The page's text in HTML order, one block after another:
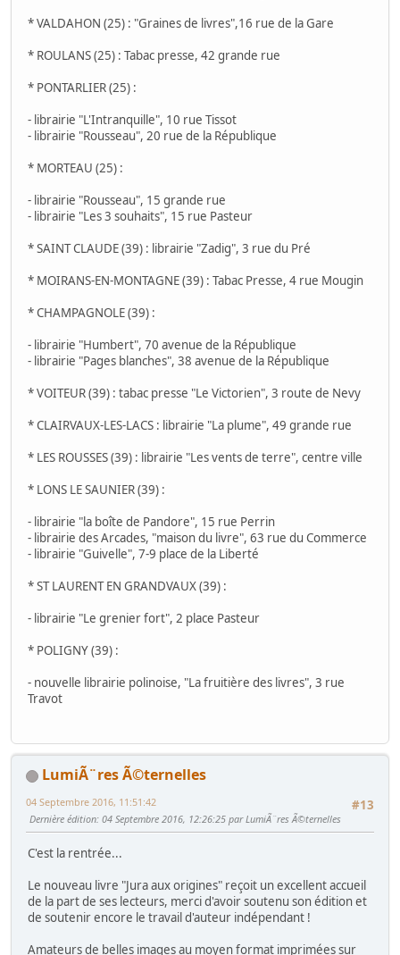
* VALDAHON (25) : "Graines de livres",16 rue de la Gare
* ROULANS (25) : Tabac presse, 42 grande rue
* PONTARLIER (25) :
- librairie "L'Intranquille", 10 rue Tissot
- librairie "Rousseau", 20 rue de la République
* MORTEAU (25) :
- librairie "Rousseau", 15 grande rue
- librairie "Les 3 souhaits", 15 rue Pasteur
* SAINT CLAUDE (39) : librairie "Zadig", 3 rue du Pré
* MOIRANS-EN-MONTAGNE (39) : Tabac Presse, 4 rue Mougin
* CHAMPAGNOLE (39) :
- librairie "Humbert", 70 avenue de la République
- librairie "Pages blanches", 38 avenue de la République
* VOITEUR (39) : tabac presse "Le Victorien", 3 route de Nevy
* CLAIRVAUX-LES-LACS : librairie "La plume", 49 grande rue
* LES ROUSSES (39) : librairie "Les vents de terre", centre ville
* LONS LE SAUNIER (39) :
- librairie "la boîte de Pandore", 15 rue Perrin
- librairie des Arcades, "maison du livre", 63 rue du Commerce
- librairie "Guivelle", 7-9 place de la Liberté
* ST LAURENT EN GRANDVAUX (39) :
- librairie "Le grenier fort", 2 place Pasteur
* POLIGNY (39) :
- nouvelle librairie polinoise, "La fruitière des livres", 3 rue
Travot
LumiÃ¨res Ã©ternelles
#13
04 Septembre 2016, 11:51:42
Dernière édition: 04 Septembre 2016, 12:26:25 par LumiÃ¨res Ã©ternelles
C'est la rentrée...
Le nouveau livre "Jura aux origines" reçoit un excellent accueil
de la part de ses lecteurs, merci d'avoir soutenu son édition et
de soutenir encore le travail d'auteur indépendant !
Amateurs de belles images au moyen format imprimées sur